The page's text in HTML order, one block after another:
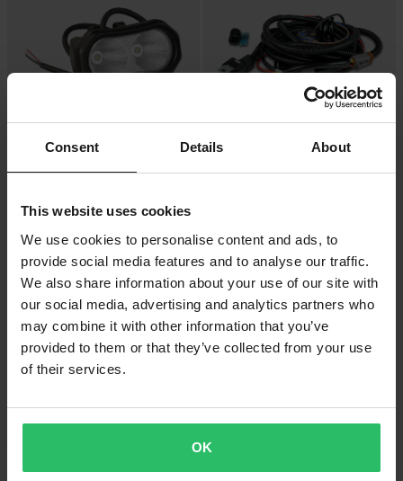
Consent Details About
This website uses cookies
We use cookies to personalise content and ads, to
provide social media features and to analyse our traffic.
We also share information about your use of our site with
our social media, advertising and analytics partners who
may combine it with other information that you’ve
provided to them or that they’ve collected from your use
of their services.
OK
Extraljus Strands LED 10W
Superpris!
-20% 2 999 kr